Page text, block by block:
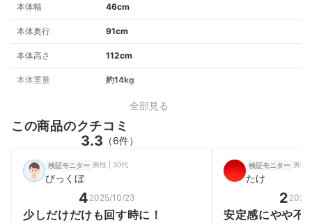
本体幅 46cm
本体奥行 91cm
本体高さ 112cm
本体重量 約14kg
全部見る
この商品のクチコミ
3.3 （6件）
検証モニター 男性 | 30代
びっくぼ
4 2025/10/23
少しだけだけも回す時に！
検証モニター 男性
たけ
2
安定感にやや不